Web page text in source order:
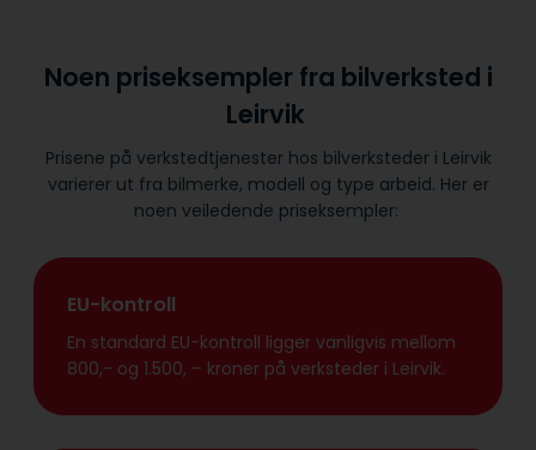
Noen priseksempler fra bilverksted i
Leirvik
Prisene på verkstedtjenester hos bilverksteder i Leirvik
varierer ut fra bilmerke, modell og type arbeid. Her er
noen veiledende priseksempler:
EU-kontroll
En standard EU-kontroll ligger vanligvis mellom
800,- og 1.500, – kroner på verksteder i Leirvik.